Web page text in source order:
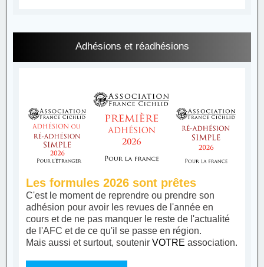
Adhésions et réadhésions
Les formules 2026 sont prêtes
C'est le moment de reprendre ou prendre son
adhésion pour avoir les revues de l'année en
cours et de ne pas manquer le reste de l'actualité
de l'AFC et de ce qu'il se passe en région.
Mais aussi et surtout, soutenirVOTRE association.